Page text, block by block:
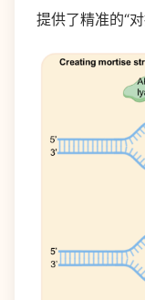
提供了精准的“对